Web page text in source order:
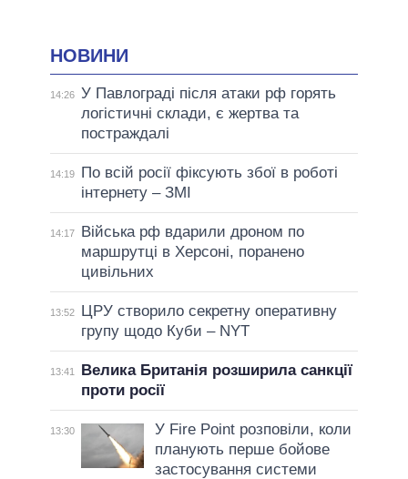
НОВИНИ
14:26 У Павлограді після атаки рф горять
логістичні склади, є жертва та
постраждалі
14:19
По всій росії фіксують збої в роботі
інтернету – ЗМІ
14:17
Війська рф вдарили дроном по
маршрутці в Херсоні, поранено
цивільних
13:52
ЦРУ створило секретну оперативну
групу щодо Куби – NYT
13:41
Велика Британія розширила санкції
проти росії
13:30
У Fire Point розповіли, коли
планують перше бойове
застосування системи